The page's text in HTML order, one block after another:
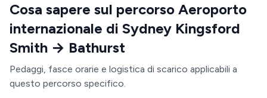
Cosa sapere sul percorso Aeroporto
internazionale di Sydney Kingsford
Smith → Bathurst
Pedaggi, fasce orarie e logistica di scarico applicabili a
questo percorso specifico.